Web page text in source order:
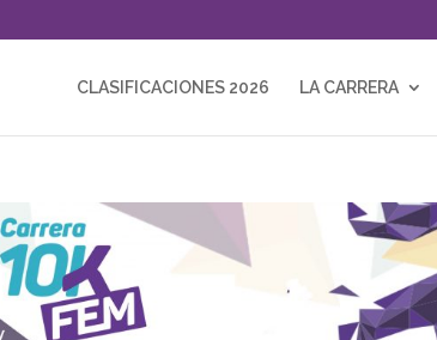
CLASIFICACIONES 2026 LA CARRERA